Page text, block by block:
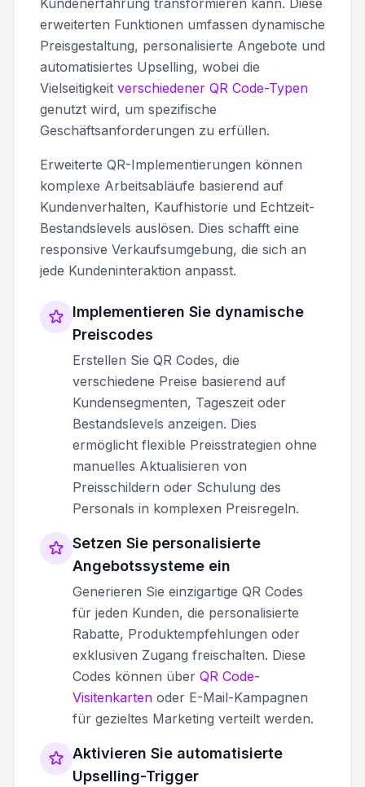
erweiterten Funktionen umfassen dynamische
Preisgestaltung, personalisierte Angebote und
automatisiertes Upselling, wobei die
Vielseitigkeit verschiedener QR Code-Typen
genutzt wird, um spezifische
Geschäftsanforderungen zu erfüllen.
Erweiterte QR-Implementierungen können
komplexe Arbeitsabläufe basierend auf
Kundenverhalten, Kaufhistorie und Echtzeit-
Bestandslevels auslösen. Dies schafft eine
responsive Verkaufsumgebung, die sich an
jede Kundeninteraktion anpasst.
Implementieren Sie dynamische
Preiscodes
Erstellen Sie QR Codes, die
verschiedene Preise basierend auf
Kundensegmenten, Tageszeit oder
Bestandslevels anzeigen. Dies
ermöglicht flexible Preisstrategien ohne
manuelles Aktualisieren von
Preisschildern oder Schulung des
Personals in komplexen Preisregeln.
Setzen Sie personalisierte
Angebotssysteme ein
Generieren Sie einzigartige QR Codes
für jeden Kunden, die personalisierte
Rabatte, Produktempfehlungen oder
exklusiven Zugang freischalten. Diese
Codes können über QR Code-
Visitenkarten oder E-Mail-Kampagnen
für gezieltes Marketing verteilt werden.
Aktivieren Sie automatisierte
Upselling-Trigger